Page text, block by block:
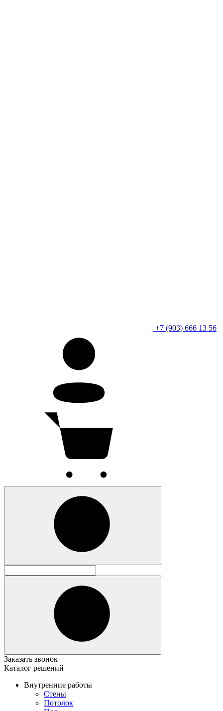
+7 (903) 666 13 56
Заказать звонок
Каталог решений
Внутренние работы
Стены
Потолок